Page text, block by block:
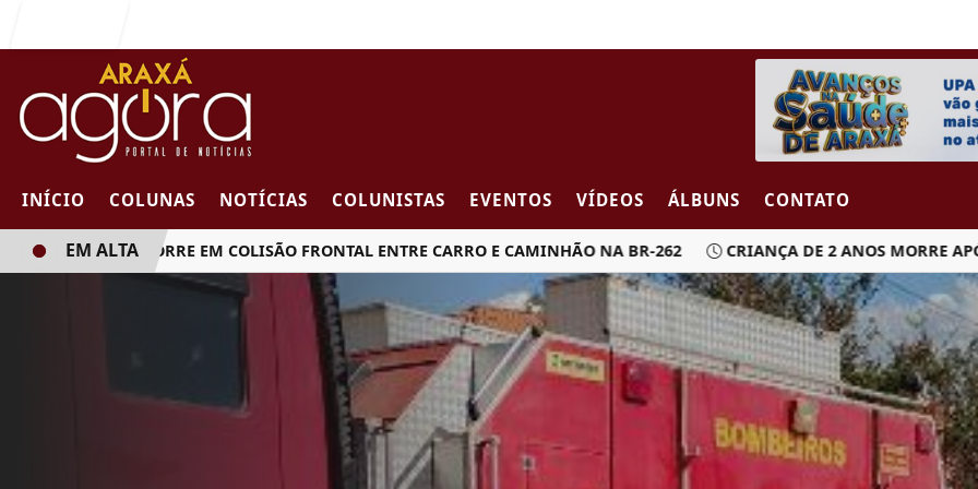
INÍCIO COLUNAS NOTÍCIAS COLUNISTAS EVENTOS VÍDEOS ÁLBUNS CONTATO
MULHER MORRE EM COLISÃO FRONTAL ENTRE CARRO E CAMINHÃO NA BR-262 CRIANÇA DE 2 ANOS MORRE APÓS
EM ALTA